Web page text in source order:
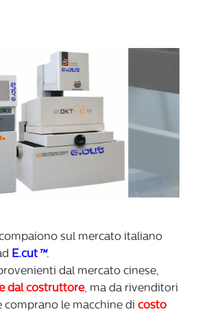
sul mercato italiano
E.cut ™.
dal mercato cinese,
dal costruttore, ma da rivenditori
comprano le macchine di costo